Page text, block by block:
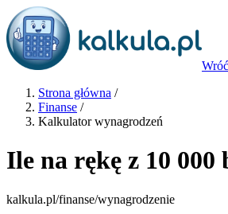
Strona główna /
Finanse /
Kalkulator wynagrodzeń
Ile na rękę z 10 000
kalkula.pl/finanse/wynagrodzenie